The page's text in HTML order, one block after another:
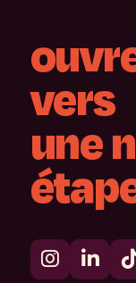
vers
une